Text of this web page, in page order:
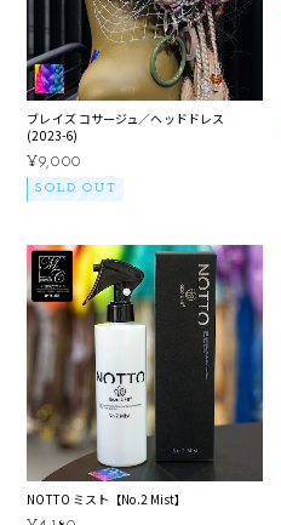
ブレイズ コサージュ／ヘッドドレス
(2023-6)
¥9,000
SOLD OUT
NOTTO ミスト【No.2 Mist】